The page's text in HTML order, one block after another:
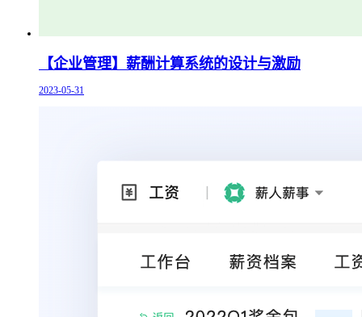
【企业管理】薪酬计算系统的设计与激励
2023-05-31